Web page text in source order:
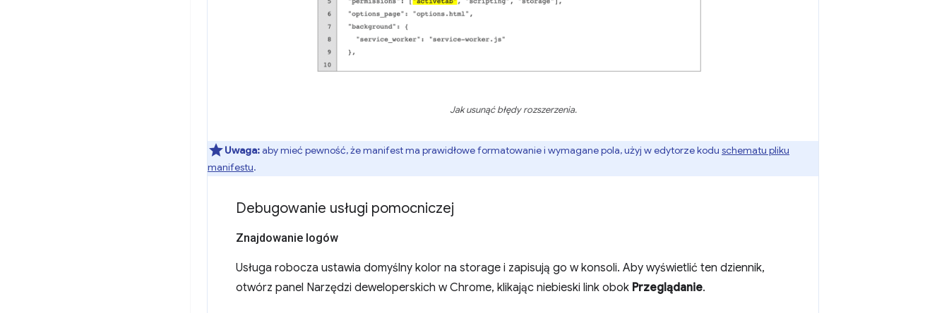
Jak usunąć błędy rozszerzenia.
Uwaga:aby mieć pewność, że manifest ma prawidłowe formatowanie i wymagane pola, użyj w edytorze kodu schematu pliku
manifestu.
Debugowanie usługi pomocniczej
Znajdowanie logów
Usługa robocza ustawia domyślny kolor na storage i zapisują go w konsoli. Aby wyświetlić ten dziennik,
otwórz panel Narzędzi deweloperskich w Chrome, klikając niebieski link obok Przeglądanie.